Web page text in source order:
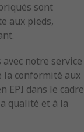
sont
aux pieds,
notre service
la conformité aux
EPI dans le cadre
qualité et à la